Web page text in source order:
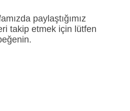
paylaştığımız
takip etmek için lütfen